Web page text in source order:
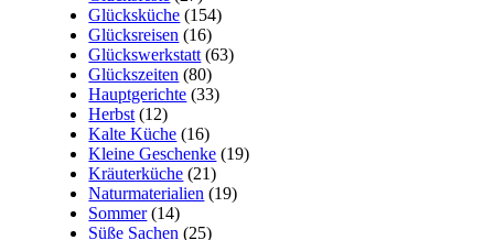
Glücksküche (154)
Glücksreisen (16)
Glückswerkstatt (63)
Glückszeiten (80)
Hauptgerichte (33)
Herbst (12)
Kalte Küche (16)
Kleine Geschenke (19)
Kräuterküche (21)
Naturmaterialien (19)
Sommer(14)
Süße Sachen (25)